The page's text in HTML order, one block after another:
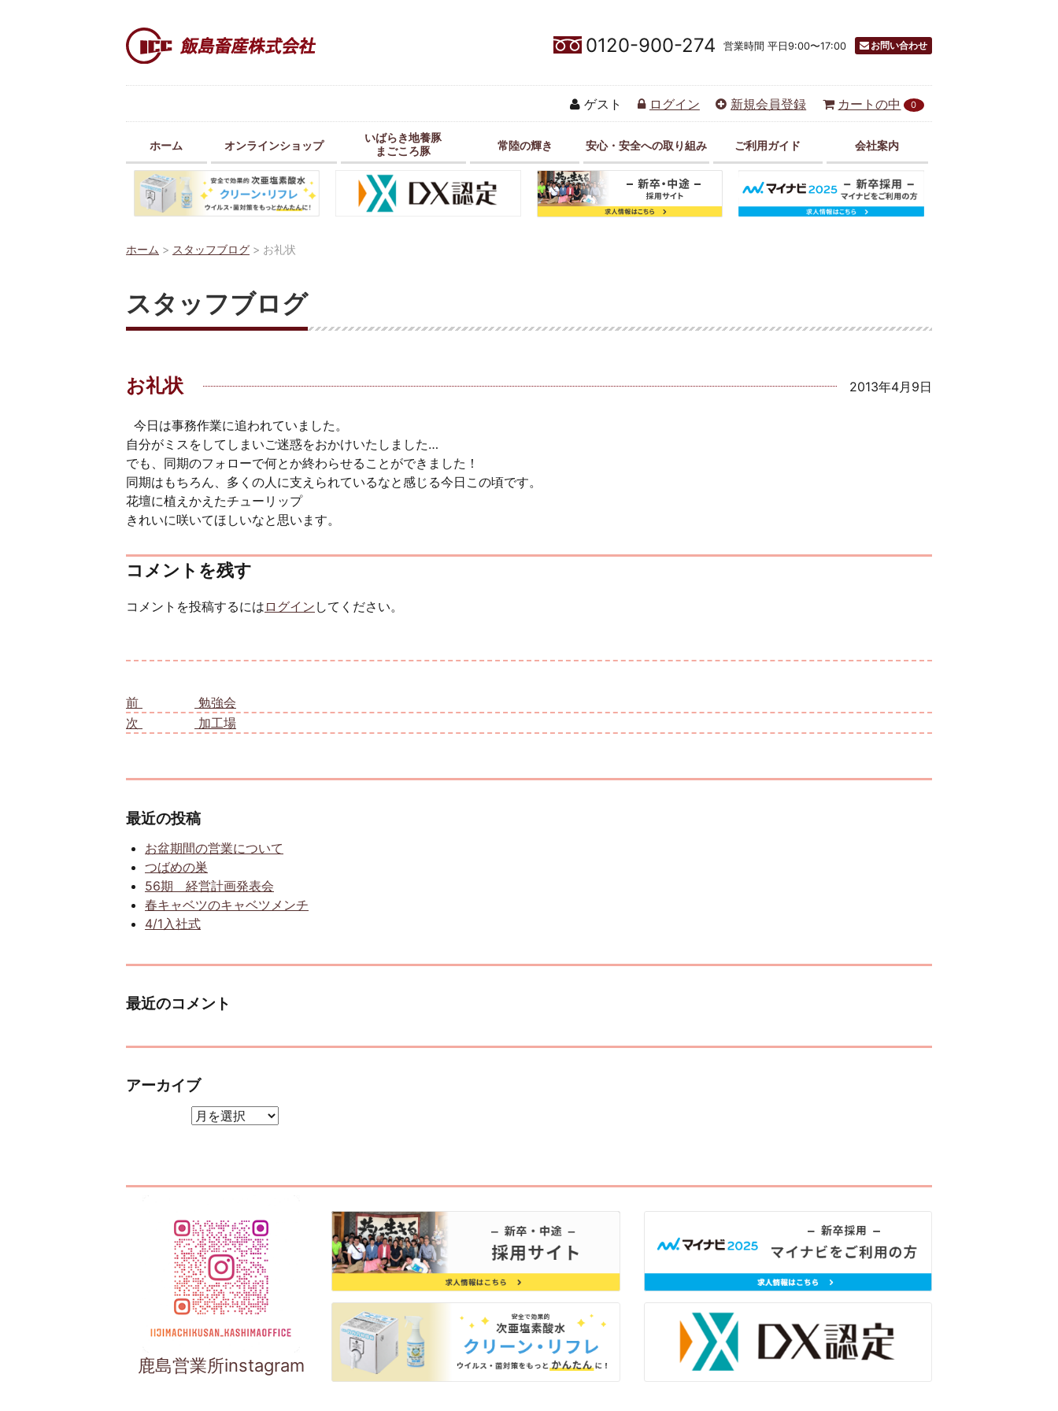
0120-900-274 営業時間 平日9:00〜17:00 お問い合わせ
ゲスト ログイン 新規会員登録 カートの中 0
ホーム オンラインショップ
いばらき地養豚
まごころ豚
常陸の輝き 安心・安全への取り組み ご利用ガイド 会社案内
ホーム > スタッフブログ > お礼状
スタッフブログ
お礼状 2013年4月9日
今日は事務作業に追われていました。
自分がミスをしてしまいご迷惑をおかけいたしました…
でも、同期のフォローで何とか終わらせることができました！
同期はもちろん、多くの人に支えられているなと感じる今日この頃です。
花壇に植えかえたチューリップ
きれいに咲いてほしいなと思います。
コメントを残す
コメントを投稿するには ログイン してください。
前
勉強会
次
加工場
最近の投稿
お盆期間の営業について
つばめの巣
56期 経営計画発表会
春キャベツのキャベツメンチ
4/1入社式
最近のコメント
アーカイブ
鹿島営業所instagram